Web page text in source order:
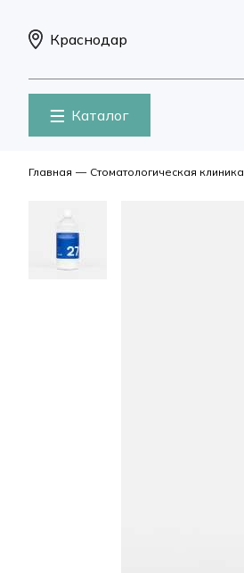
Краснодар
Каталог
Главная — Стоматологическая клиника